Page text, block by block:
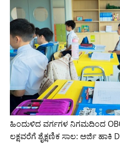
ಹಿಂದುಳಿದ ವರ್ಗಗಳ ನಿಗಮದಿಂದ
ಲಕ್ಷವರೆಗೆ ಶೈಕ್ಷಣಿಕ ಸಾಲ: ಅರ್ಜಿ ಹಾಕಿ